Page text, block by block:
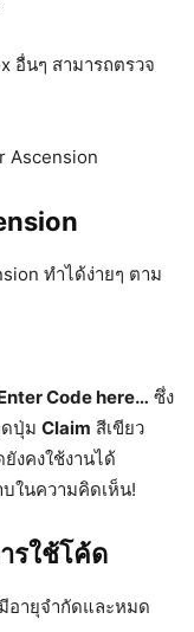
อื่นๆ สามารถตรวจ
Ascension
ทำได้ง่ายๆ ตาม
Code here… ซึ่ง
ปุ่ม Claim สีเขียว
งคงใช้งานได้
บในความคิดเห็น!
รใช้โค้ด
อายุจำกัดและหมด